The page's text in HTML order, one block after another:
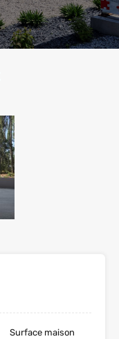
Surface maison